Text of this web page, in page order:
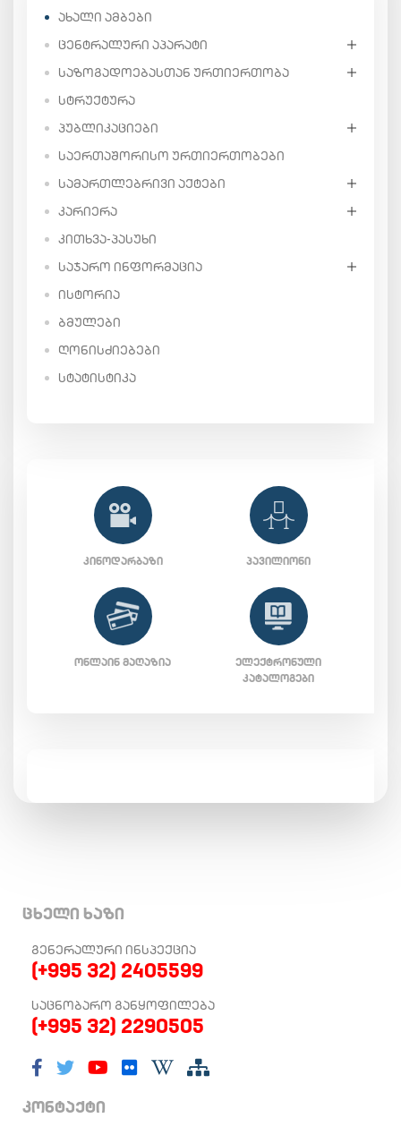
ᲐᲮᲐᲚᲘ ᲐᲛᲑᲔᲑᲘ
ᲪᲔᲜᲢᲠᲐᲚᲣᲠᲘ ᲐᲞᲐᲠᲐᲢᲘ
ᲡᲐᲖᲝᲒᲐᲓᲝᲔᲑᲐᲡᲗᲐᲜ ᲣᲠᲗᲘᲔᲠᲗᲝᲑᲐ
ᲡᲢᲠᲣᲥᲢᲣᲠᲐ
ᲞᲣᲑᲚᲘᲙᲐᲪᲘᲔᲑᲘ
ᲡᲐᲔᲠᲗᲐᲨᲝᲠᲘᲡᲝ ᲣᲠᲗᲘᲔᲠᲗᲝᲑᲔᲑᲘ
ᲡᲐᲛᲐᲠᲗᲚᲔᲑᲠᲘᲕᲘ ᲐᲥᲢᲔᲑᲘ
ᲙᲐᲠᲘᲔᲠᲐ
ᲙᲘᲗᲮᲕᲐ-ᲞᲐᲡᲣᲮᲘ
ᲡᲐᲯᲐᲠᲝ ᲘᲜᲤᲝᲠᲛᲐᲪᲘᲐ
ᲘᲡᲢᲝᲠᲘᲐ
ᲑᲛᲣᲚᲔᲑᲘ
ᲦᲝᲜᲘᲡᲫᲘᲔᲑᲔᲑᲘ
ᲡᲢᲐᲢᲘᲡᲢᲘᲙᲐ
ᲙᲘᲜᲝᲓᲐᲠᲑᲐᲖᲘ ᲞᲐᲕᲘᲚᲘᲝᲜᲘ
ᲝᲜᲚᲐᲘᲜ ᲛᲐᲦᲐᲖᲘᲐ
ᲔᲚᲔᲥᲢᲠᲝᲜᲣᲚᲘ
ᲙᲐᲢᲐᲚᲝᲒᲔᲑᲘ
ცხელი ხაზი
ᲒᲔᲜᲔᲠᲐᲚᲣᲠᲘ ᲘᲜᲡᲞᲔᲥᲪᲘᲐ
(+995 32) 2405599
ᲡᲐᲪᲜᲝᲑᲐᲠᲝ ᲒᲐᲜᲧᲝᲤᲘᲚᲔᲑᲐ
(+995 32) 2290505
კონტაქტი